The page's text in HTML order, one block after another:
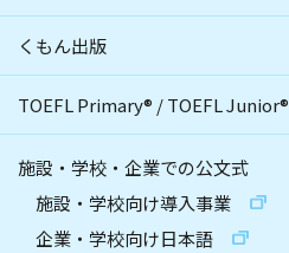
くもん出版
TOEFL Primary® /TOEFL Junior®
施設・学校・企業での公文式
施設・学校向け導入事業
企業・学校向け日本語